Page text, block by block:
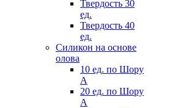
Твердость 30
ед.
Твердость 40
ед.
Силикон на основе
олова
10 ед. по Шору
А
20 ед. по Шору
А